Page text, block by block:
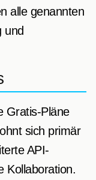
alle genannten
und
Gratis-Pläne
sich primär
API-
Kollaboration.